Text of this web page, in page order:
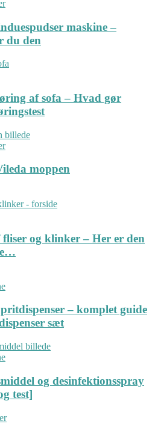
maskine –
du den
af sofa – Hvad gør
moppen
og klinker – Her er den
– komplet guide
sæt
og desinfektionsspray
test]